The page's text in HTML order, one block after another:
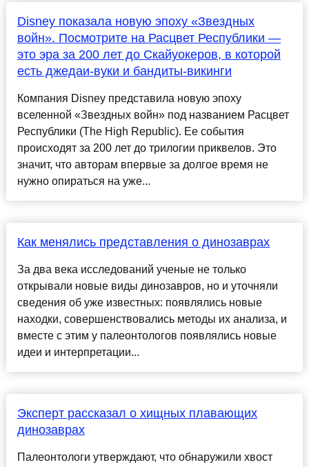
Disney показала новую эпоху «Звездных
войн». Посмотрите на Расцвет Республики —
это эра за 200 лет до Скайуокеров, в которой
есть джедаи-вуки и бандиты-викинги
Компания Disney представила новую эпоху
вселенной «Звездных войн» под названием Расцвет
Республики (The High Republic). Ее события
происходят за 200 лет до трилогии приквелов. Это
значит, что авторам впервые за долгое время не
нужно опираться на уже...
Как менялись представления о динозаврах
За два века исследований ученые не только
открывали новые виды динозавров, но и уточняли
сведения об уже известных: появлялись новые
находки, совершенствовались методы их анализа, и
вместе с этим у палеонтологов появлялись новые
идеи и интерпретации...
Эксперт рассказал о хищных плавающих
динозаврах
Палеонтологи утверждают, что обнаружили хвост